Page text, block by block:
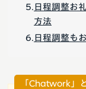
日程調整お
方法
日程調整も
「Chatwork」